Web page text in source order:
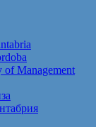
of Management